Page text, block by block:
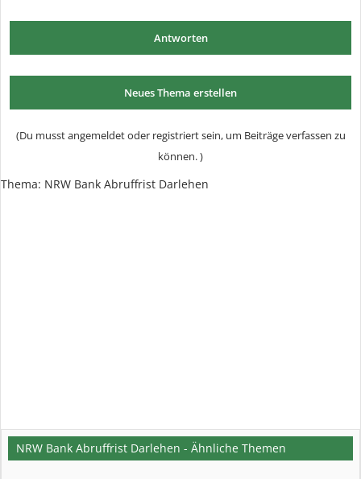
Antworten
Neues Thema erstellen
(Du musst angemeldet oder registriert sein, um Beiträge verfassen zu
können. )
Thema: NRW Bank Abruffrist Darlehen
NRW Bank Abruffrist Darlehen - Ähnliche Themen